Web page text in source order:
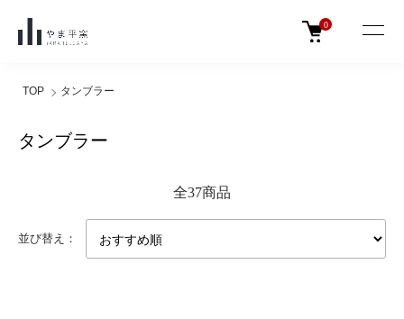
0
TOP タンブラー
タンブラー
全37商品
並び替え：